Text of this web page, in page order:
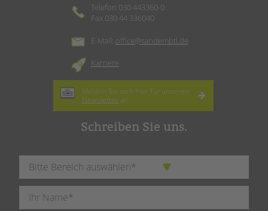
Telefon 030 443360-0
Fax 030 44 336040
E-Mail: office@tandembtl.de
Karriere
Melden Sie sich hier für unseren
Newsletter an.
Schreiben Sie uns.